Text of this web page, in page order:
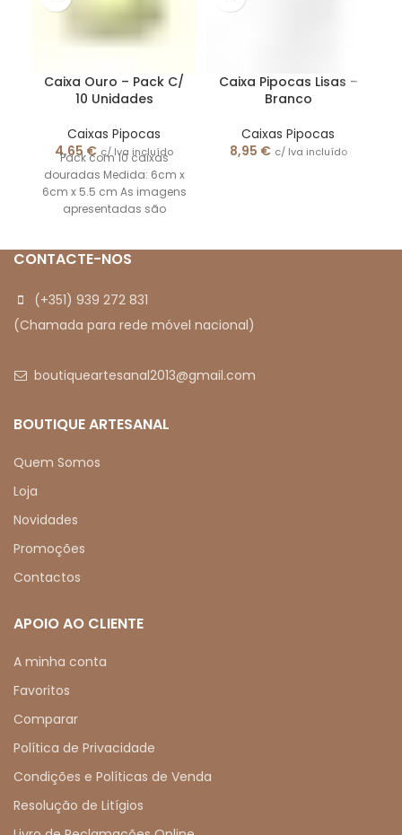
Caixa Ouro – Pack C/
10 Unidades
Caixas Pipocas
4,65 € c/ Iva incluído
Pack com 10 caixas
douradas Medida: 6cm x
6cm x 5.5 cm As imagens
apresentadas são
Caixa Pipocas Lisas –
Branco
Caixas Pipocas
8,95 € c/ Iva incluído
CONTACTE-NOS
(+351) 939 272 831
(Chamada para rede móvel nacional)
boutiqueartesanal2013@gmail.com
BOUTIQUE ARTESANAL
Quem Somos
Loja
Novidades
Promoções
Contactos
APOIO AO CLIENTE
A minha conta
Favoritos
Comparar
Política de Privacidade
Condições e Políticas de Venda
Resolução de Litígios